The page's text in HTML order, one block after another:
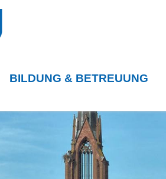
BILDUNG & BETREUUNG